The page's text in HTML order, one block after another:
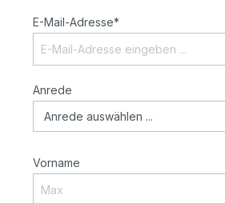
E-Mail-Adresse*
Anrede
Vorname